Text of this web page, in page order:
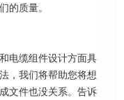
的质量。
电缆组件设计方面具
，我们将帮助您将想
文件也没关系。告诉